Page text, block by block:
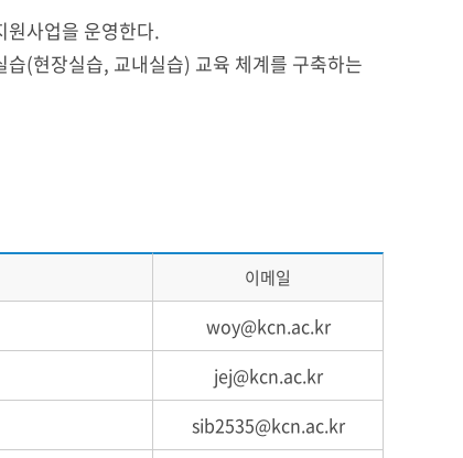
원사업을 운영한다.
(현장실습, 교내실습) 교육 체계를 구축하는
이메일
woy@kcn.ac.kr
jej@kcn.ac.kr
sib2535@kcn.ac.kr